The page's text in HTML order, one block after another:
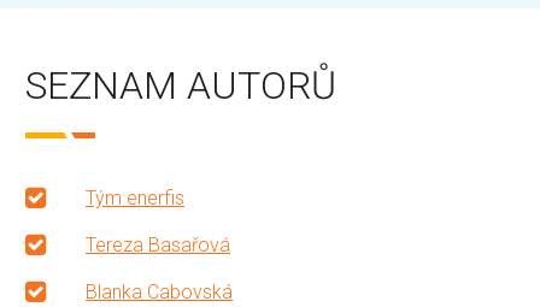
SEZNAM AUTORŮ
Tým enerfis
Tereza Basařová
Blanka Cabovská